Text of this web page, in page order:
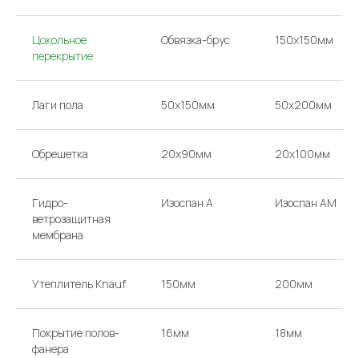
Цокольное
перекрытие
Обвязка-брус 150x150мм
Лаги пола 50х150мм 50х200мм
Обрешетка 20х90мм 20х100мм
Гидро-
ветрозащитная
мембрана
Изоспан А Изоспан AM
Утеплитель Knauf 150мм 200мм
Покрытие полов-
фанера
16мм 18мм